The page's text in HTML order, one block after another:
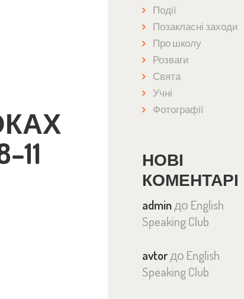
Події
Позакласні заходи
Про школу
Розваги
Свята
Учні
Фотографії
НОВІ
КОМЕНТАРІ
adminдо English
Speaking Club
avtorдо English
Speaking Club